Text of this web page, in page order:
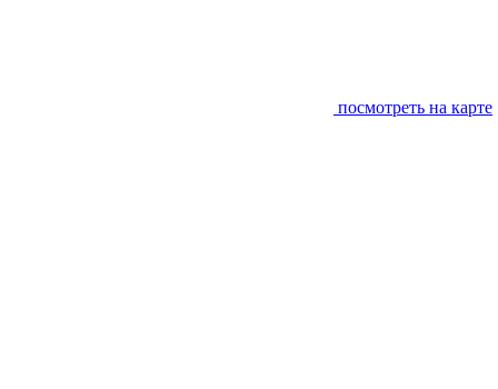
посмотреть на карте